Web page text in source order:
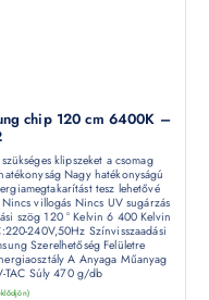
chip 120 cm 6400K –
klipszeket a csomag
Nagy hatékonyságú
tesz lehetővé
villogás Nincs UV sugárzás
szög 120 ° Kelvin 6 400 Kelvin
240V,50Hz Színvisszaadási
Szerelhetőség Felületre
A Anyaga Műanyag
TAC Súly 470 g/db